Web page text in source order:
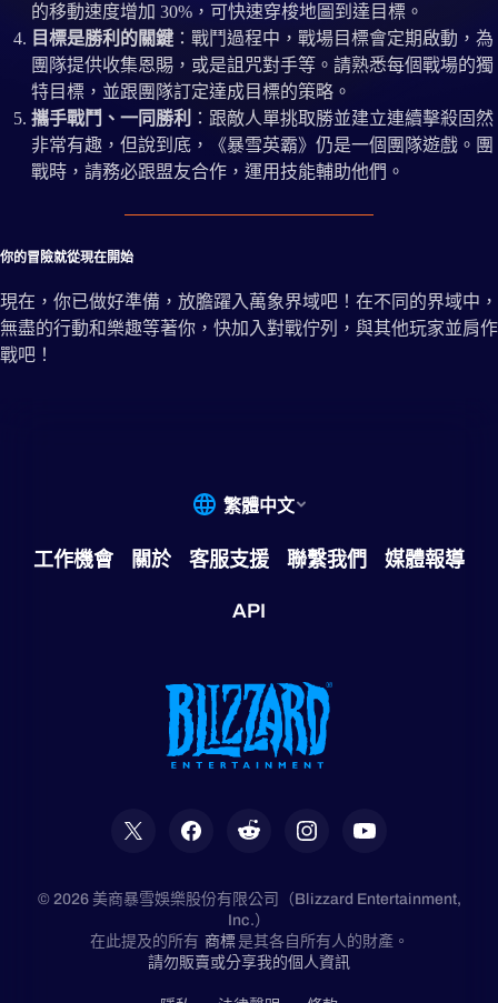
的移動速度增加 30%，可快速穿梭地圖到達目標。
目標是勝利的關鍵 ：戰鬥過程中，戰場目標會定期啟動，為
團隊提供收集恩賜，或是詛咒對手等。請熟悉每個戰場的獨
特目標，並跟團隊訂定達成目標的策略。
攜手戰鬥、一同勝利
：跟敵人單挑取勝並建立連續擊殺固然
非常有趣，但說到底，《暴雪英霸》仍是一個團隊遊戲。團
戰時，請務必跟盟友合作，運用技能輔助他們。
你的冒險就從現在開始
現在，你已做好準備，放膽躍入萬象界域吧！在不同的界域中，
無盡的行動和樂趣等著你，快加入對戰佇列，與其他玩家並肩作
戰吧！